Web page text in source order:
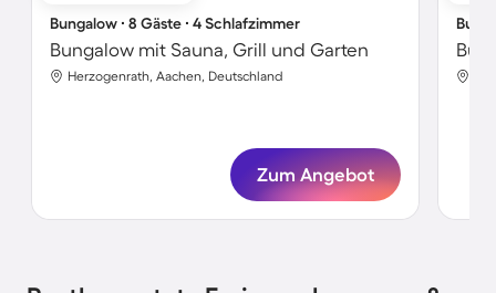
Bungalow ∙ 8 Gäste ∙ 4 Schlafzimmer
Bungalow mit Sauna, Grill und Garten
Herzogenrath, Aachen, Deutschland
Zum Angebot